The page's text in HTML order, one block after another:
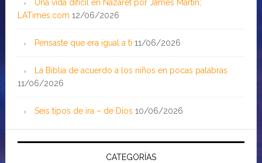
Una vida difícil en Nazaret por James Martin;
LATimes.com 12/06/2026
Pensaste que era igual a ti 11/06/2026
La Biblia de acuerdo a los niños en pocas palabras
11/06/2026
Seis tipos de ira – de Dios 10/06/2026
CATEGORÍAS